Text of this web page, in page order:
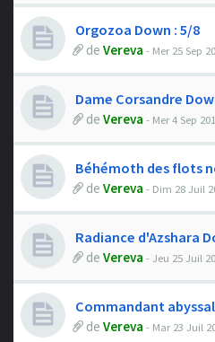
Orgozoa Down : 5/8
de Vereva - Mer 25 Sep
Dame Corsandre
de Vereva - Mer 4 Sep
Béhémoth des flots
de Vereva - Dim 28 Juil
Radiance d'Azshara
de Vereva - Jeu 25 Juil
Commandant
de Vereva - Mar 23 Juil